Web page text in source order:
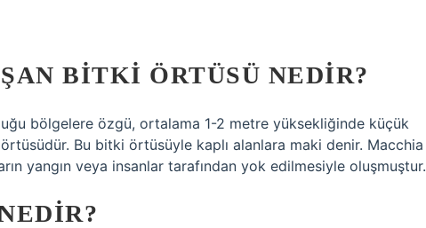
BITKI ÖRTÜSÜ NEDIR?
bölgelere özgü, ortalama 1-2 metre yüksekliğinde küçük
Bu bitki örtüsüyle kaplı alanlara maki denir. Macchia
yangın veya insanlar tarafından yok edilmesiyle oluşmuştur.